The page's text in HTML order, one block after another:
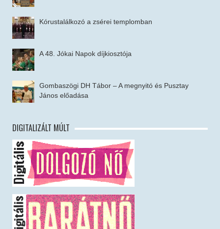
Kórustalálkozó a zsérei templomban
A 48. Jókai Napok díjkiosztója
Gombaszögi DH Tábor – A megnyitó és Pusztay
János előadása
DIGITALIZÁLT MÚLT